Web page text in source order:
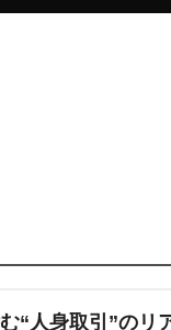
“人身取引”のリ